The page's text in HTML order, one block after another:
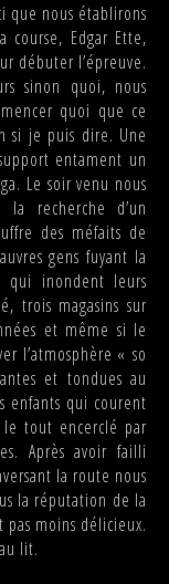
que nous établirons
Edgar Ette,
débuter l’épreuve.
sinon quoi, nous
quoi que ce
si je puis dire. Une
entament un
Le soir venu nous
recherche d’un
des méfaits de
gens fuyant la
qui inondent leurs
trois magasins sur
et même si le
l’atmosphère « so
et tondues au
enfants qui courent
le tout encerclé par
Après avoir failli
la route nous
la réputation de la
pas moins délicieux.
lit.